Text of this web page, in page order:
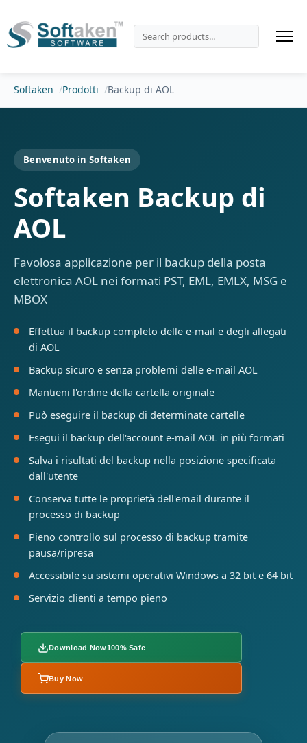
Softaken Prodotti Backup di AOL
Benvenuto in Softaken
Softaken Backup di
AOL
Favolosa applicazione per il backup della posta
elettronica AOL nei formati PST, EML, EMLX, MSG e
MBOX
Effettua il backup completo delle e-mail e degli allegati
di AOL
Backup sicuro e senza problemi delle e-mail AOL
Mantieni l'ordine della cartella originale
Può eseguire il backup di determinate cartelle
Esegui il backup dell'account e-mail AOL in più formati
Salva i risultati del backup nella posizione specificata
dall'utente
Conserva tutte le proprietà dell'email durante il
processo di backup
Pieno controllo sul processo di backup tramite
pausa/ripresa
Accessibile su sistemi operativi Windows a 32 bit e 64 bit
Servizio clienti a tempo pieno
Download Now100% Safe
Buy Now